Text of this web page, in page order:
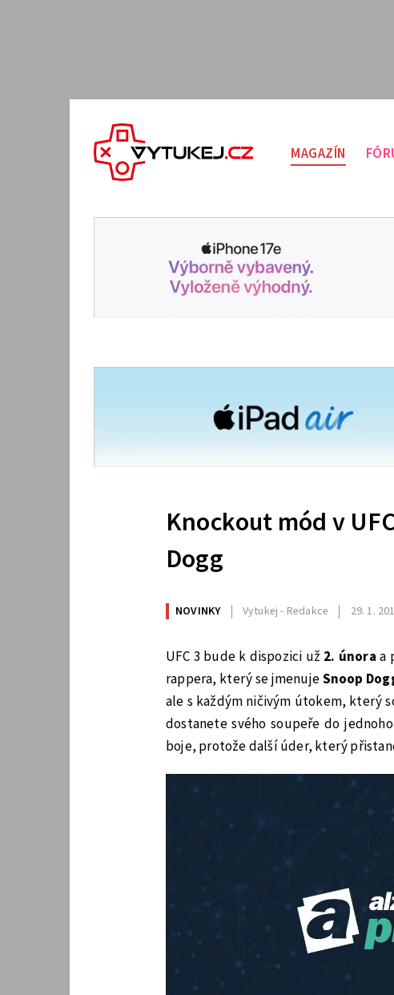
MAGAZÍN
Knockout mód v
Dogg
NOVINKY Vytukej - Redakce 29. 1.
UFC 3 bude k dispozici už 2. února a
rappera, který se jmenujeSnoop
ale s každým ničivým útokem, který
dostanete svého soupeře do
boje, protože další úder, který